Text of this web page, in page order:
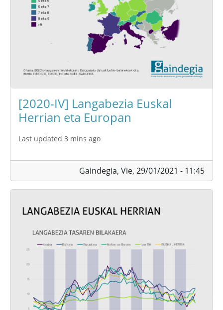
[2020-IV] Langabezia Euskal
Herrian eta Europan
Last updated 3 mins ago
Gaindegia, Vie, 29/01/2021 - 11:45